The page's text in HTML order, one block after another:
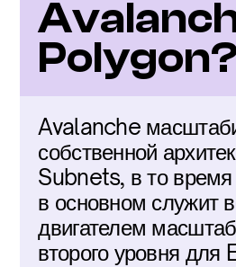
Avalanche
собственной
Subnets, в то
в основном служит
двигателем
второго уровня для